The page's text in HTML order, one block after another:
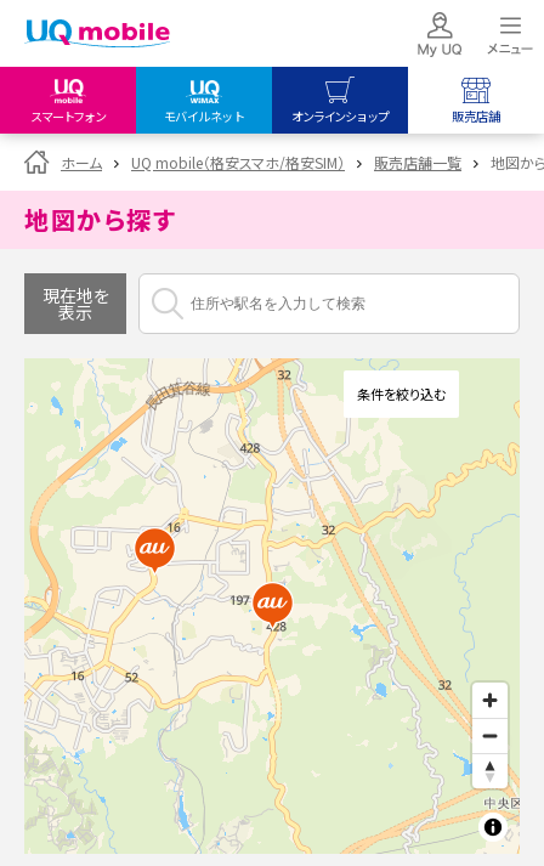
スマートフォン モバイルネット オンラインショップ 販売店舗
my UQ WiMAX
UQ WiMAX ご契約の方
My UQ mobile
UQ mobile
UQ mobile
オンラインショップ
UQ WiMAX
UQ mobile
販売店舗
UQ WiMAX
ホーム UQ mobile（格安スマホ/格安SIM） 販売店舗一覧 地図か
地図から探す
現在地を
表示
条件を絞り込む